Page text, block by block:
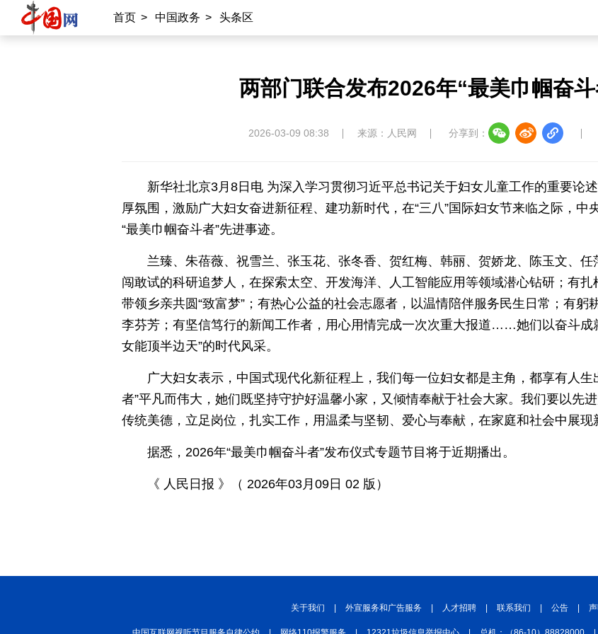
首页 > 中国政务 > 头条区
承建网站
中国公共关系协会
南南合作知识分享 中国大洋协会 中国藏学研究中心
记录中国 数字经济 中国溯源 数智中国 康养中国 影视
中国湖北 中部纵览 中国四川 七彩云南 浪潮资讯 衢
兴安岭上兴安盟 Hello天津 圣洁西藏 天辽地宁 壮美广西
两部门联合发布2026年“最美巾帼奋
2026-03-09 08:38 来源：人民网 分享到：
新华社北京3月8日电 为深入学习贯彻习近平总书记关于妇女儿童工作的重要论
厚氛围，激励广大妇女奋进新征程、建功新时代，在“三八”国际妇女节来临之际，
“最美巾帼奋斗者”先进事迹。
兰臻、朱蓓薇、祝雪兰、张玉花、张冬香、贺红梅、韩丽、贺娇龙、陈玉文、
闯敢试的科研追梦人，在探索太空、开发海洋、人工智能应用等领域潜心钻研；有
带领乡亲共圆“致富梦”；有热心公益的社会志愿者，以温情陪伴服务民生日常；有
李芬芳；有坚信笃行的新闻工作者，用心用情完成一次次重大报道……她们以奋斗成
女能顶半边天”的时代风采。
广大妇女表示，中国式现代化新征程上，我们每一位妇女都是主角，都享有人
者”平凡而伟大，她们既坚持守护好温馨小家，又倾情奉献于社会大家。我们要以先
传统美德，立足岗位，扎实工作，用温柔与坚韧、爱心与奉献，在家庭和社会中展现
据悉，2026年“最美巾帼奋斗者”发布仪式专题节目将于近期播出。
《 人民日报 》（ 2026年03月09日 02 版）
关于我们 外宣服务和广告服务 人才招聘 联系我们 公告